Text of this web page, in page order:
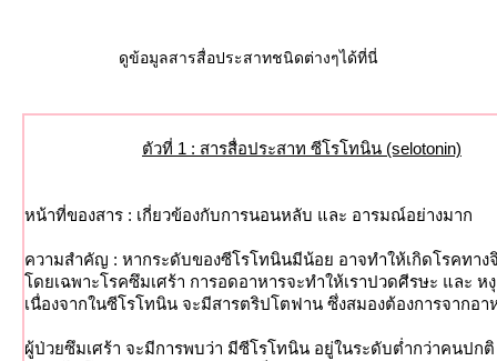
ดูข้อมูลสารสื่อประสาทชนิดต่างๆได้ที่นี่
ตัวที่ 1 : สารสื่อประสาท ซีโรโทนิน (selotonin)
หน้าที่ของสาร : เกี่ยวข้องกับการนอนหลับ และ อารมณ์อย่างมาก
ความสำคัญ : หากระดับของซีโรโทนินมีน้อย อาจทำให้เกิดโรคทาง
ดยเฉพาะโรคซึมเศร้า การอดอาหารจะทำให้เราปวดศีรษะ และ ห
เนื่องจากในซีโรโทนิน จะมีสารตริปโตฟาน ซึ่งสมองต้องการจากอา
ผู้ป่วยซึมเศร้า จะมีการพบว่า มีซีโรโทนิน อยู่ในระดับต่ำกว่าคนปก